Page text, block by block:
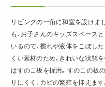
リビングの一角に和室を設けま
も、お子さんのキッズスペース
いるので、擦れや液体をこぼし
くい素材のため、きれいな状態
はすのこ板を採用。すのこの板
りにくく、カビの繁殖を抑えます